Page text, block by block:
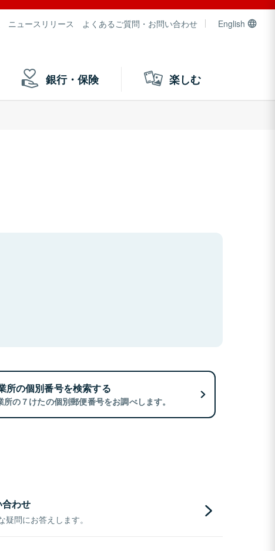
ニュースリリース よくあるご質問・お問い合わせ English
銀行・保険 楽しむ
所の個別番号を検索する
所の７けたの個別郵便番号をお調べします。
わせ
問にお答えします。